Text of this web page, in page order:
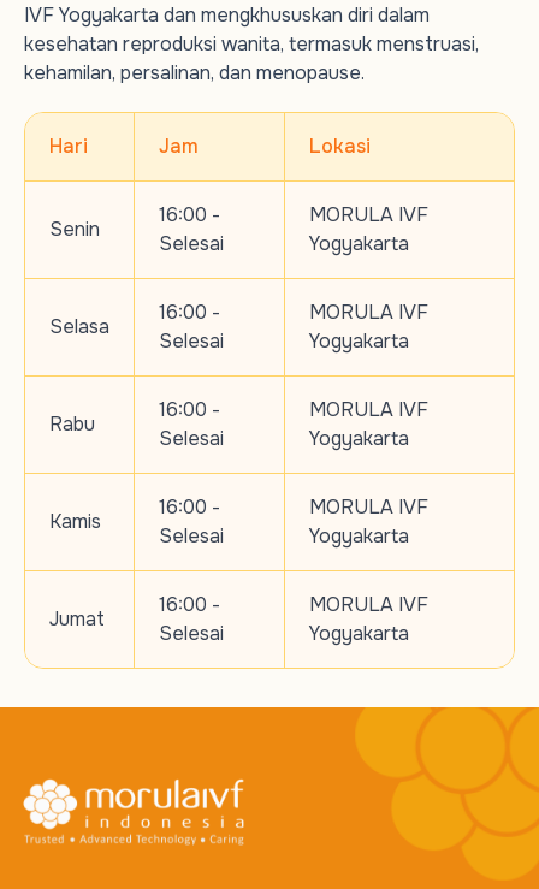
IVF Yogyakarta dan mengkhususkan diri dalam
kesehatan reproduksi wanita, termasuk menstruasi,
kehamilan, persalinan, dan menopause.
Hari Jam Lokasi
Senin
16:00 -
Selesai
MORULA IVF
Yogyakarta
Selasa
16:00 -
Selesai
MORULA IVF
Yogyakarta
Rabu
16:00 -
Selesai
MORULA IVF
Yogyakarta
Kamis
16:00 -
Selesai
MORULA IVF
Yogyakarta
Jumat
16:00 -
Selesai
MORULA IVF
Yogyakarta